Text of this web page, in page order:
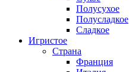
Полусухое
Полусладкое
Сладкое
Игристое
Страна
Франция